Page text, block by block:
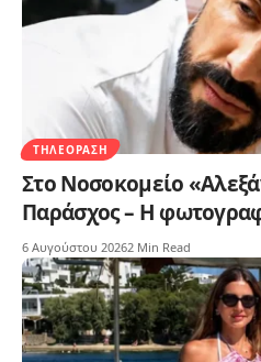
ΤΗΛΕΌΡΑΣΗ
Στο Νοσοκομείο
Παράσχος – Η
6 Αυγούστου 20262 Min Read